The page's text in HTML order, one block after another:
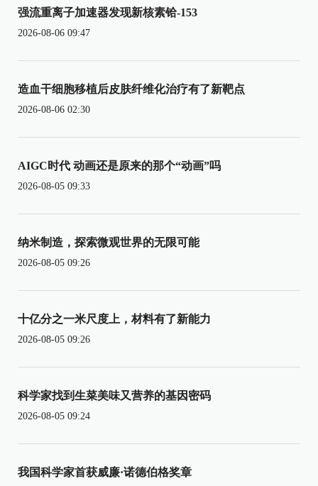
强流重离子加速器发现新核素铪-153
2026-08-06 09:47
造血干细胞移植后皮肤纤维化治疗有了新靶点
2026-08-06 02:30
AIGC时代 动画还是原来的那个“动画”吗
2026-08-05 09:33
纳米制造，探索微观世界的无限可能
2026-08-05 09:26
十亿分之一米尺度上，材料有了新能力
2026-08-05 09:26
科学家找到生菜美味又营养的基因密码
2026-08-05 09:24
我国科学家首获威廉·诺德伯格奖章